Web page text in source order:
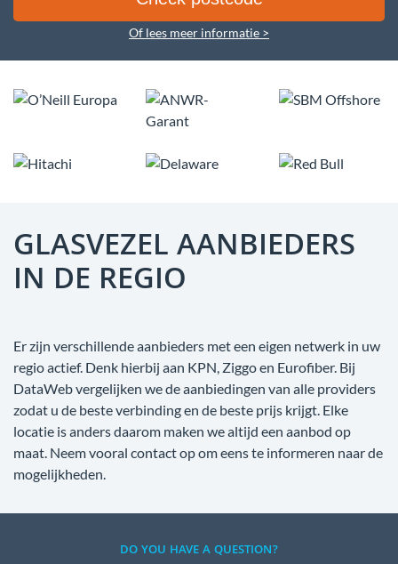
Of lees meer informatie >
GLASVEZEL AANBIEDERS
IN DE REGIO
Er zijn verschillende aanbieders met een eigen netwerk in uw
regio actief. Denk hierbij aan KPN, Ziggo en Eurofiber. Bij
DataWeb vergelijken we de aanbiedingen van alle providers
zodat u de beste verbinding en de beste prijs krijgt. Elke
locatie is anders daarom maken we altijd een aanbod op
maat. Neem vooral contact op om eens te informeren naar de
mogelijkheden.
DO YOU HAVE A QUESTION?